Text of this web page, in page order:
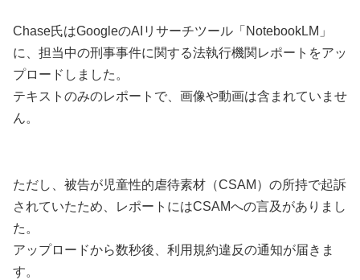
Chase氏はGoogleのAIリサーチツール「NotebookLM」
に、担当中の刑事事件に関する法執行機関レポートをアッ
プロードしました。
テキストのみのレポートで、画像や動画は含まれていませ
ん。
ただし、被告が児童性的虐待素材（CSAM）の所持で起訴
されていたため、レポートにはCSAMへの言及がありまし
た。
アップロードから数秒後、利用規約違反の通知が届きま
す。